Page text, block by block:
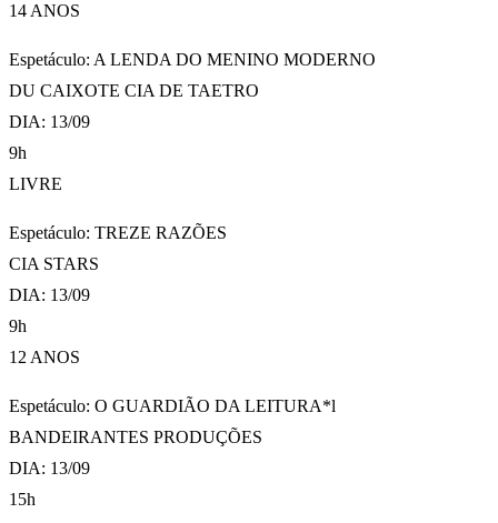
14 ANOS
Espetáculo: A LENDA DO MENINO MODERNO
DU CAIXOTE CIA DE TAETRO
DIA: 13/09
9h
LIVRE
Espetáculo: TREZE RAZÕES
CIA STARS
DIA: 13/09
9h
12 ANOS
Espetáculo: O GUARDIÃO DA LEITURA*l
BANDEIRANTES PRODUÇÕES
DIA: 13/09
15h